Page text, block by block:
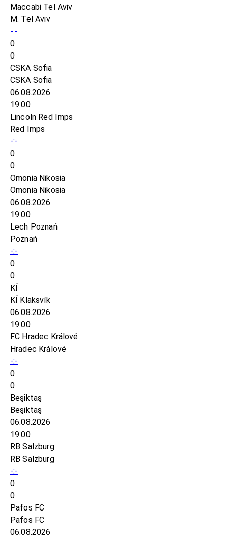
Maccabi Tel Aviv
M. Tel Aviv
-:-
0
0
CSKA Sofia
CSKA Sofia
06.08.2026
19:00
Lincoln Red Imps
Red Imps
-:-
0
0
Omonia Nikosia
Omonia Nikosia
06.08.2026
19:00
Lech Poznań
Poznań
-:-
0
0
KÍ
KÍ Klaksvík
06.08.2026
19:00
FC Hradec Králové
Hradec Králové
-:-
0
0
Beşiktaş
Beşiktaş
06.08.2026
19:00
RB Salzburg
RB Salzburg
-:-
0
0
Pafos FC
Pafos FC
06.08.2026